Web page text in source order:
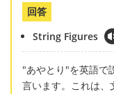
回答
String Figures
"あやとり"を英語で
言います。これは、